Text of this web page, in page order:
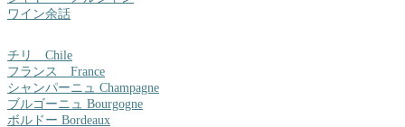
ワイン余話
チリ Chile
フランス France
シャンパーニュ Champagne
ブルゴーニュ Bourgogne
ボルドー Bordeaux